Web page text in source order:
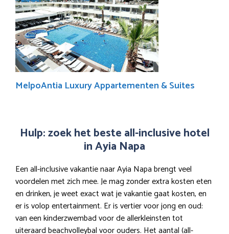
MelpoAntia Luxury Appartementen & Suites
Hulp: zoek het beste all-inclusive hotel
in Ayia Napa
Een all-inclusive vakantie naar Ayia Napa brengt veel
voordelen met zich mee. Je mag zonder extra kosten eten
en drinken, je weet exact wat je vakantie gaat kosten, en
er is volop entertainment. Er is vertier voor jong en oud:
van een kinderzwembad voor de allerkleinsten tot
uiteraard beachvolleybal voor ouders. Het aantal (all-